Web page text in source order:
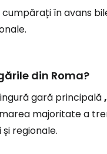
cumpărați în avans
din Roma?
gară principală
majoritate a
regionale.